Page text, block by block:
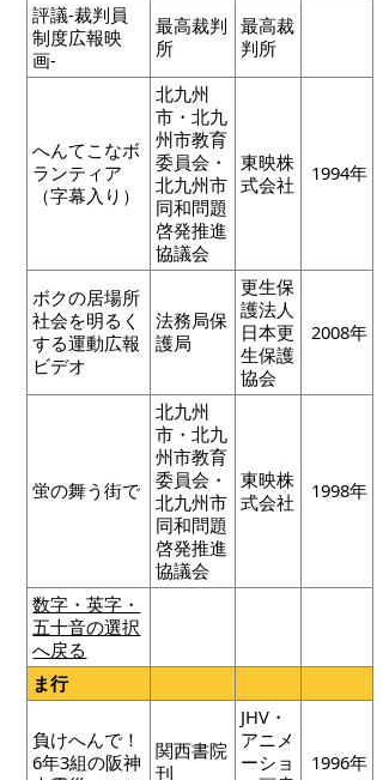
評議-裁判員
制度広報映
画-
最高裁判
所
最高裁
判所
へんてこなボ
ランティア
（字幕入り）
北九州
市・北九
州市教育
委員会・
北九州市
同和問題
啓発推進
協議会
東映株
式会社
1994年
ボクの居場所
社会を明るく
する運動広報
ビデオ
法務局保
護局
更生保
護法人
日本更
生保護
協会
2008年
蛍の舞う街で
北九州
市・北九
州市教育
委員会・
北九州市
同和問題
啓発推進
協議会
東映株
式会社
1998年
数字・英字・
五十音の選択
へ戻る
ま行
負けへんで！
6年3組の阪神
関西書院
刊
JHV・
アニメ
ーショ
1996年